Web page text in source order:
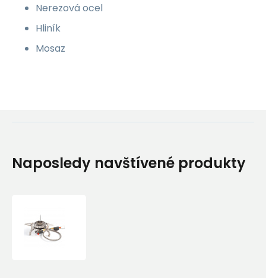
Nerezová ocel
Hliník
Mosaz
Naposledy navštívené produkty